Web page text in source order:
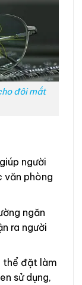
đôi mắt
người
văn phòng
ngăn
ra người
thể đặt làm
sử dụng,